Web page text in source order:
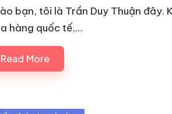
bạn, tôi là Trần Duy Thuận đây.
hàng quốc tế,…
Read More